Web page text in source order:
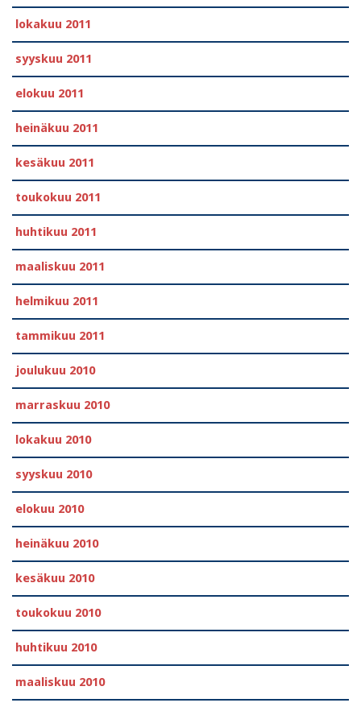
lokakuu 2011
syyskuu 2011
elokuu 2011
heinäkuu 2011
kesäkuu 2011
toukokuu 2011
huhtikuu 2011
maaliskuu 2011
helmikuu 2011
tammikuu 2011
joulukuu 2010
marraskuu 2010
lokakuu 2010
syyskuu 2010
elokuu 2010
heinäkuu 2010
kesäkuu 2010
toukokuu 2010
huhtikuu 2010
maaliskuu 2010